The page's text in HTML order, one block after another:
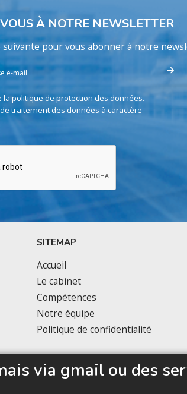
À NOTRE NEWSLETTER
suivante pour vous abonner à notre
la politique de protection des données.
traitement des données à caractère
SITEMAP
Accueil
Le cabinet
Compétences
Notre équipe
Politique de confidentialité
via gmail ou des